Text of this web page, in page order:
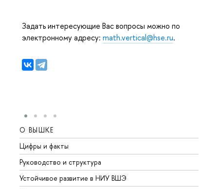
Задать интересующие Вас вопросы можно по
электронному адресу: math.vertical@hse.ru.
О ВЫШКЕ
Цифры и факты
Руководство и структура
Устойчивое развитие в НИУ ВШЭ